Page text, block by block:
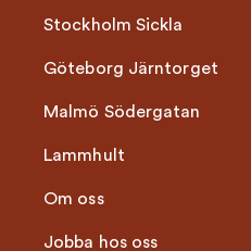
Stockholm Sickla
Göteborg Järntorget
Malmö Södergatan
Lammhult
Om oss
Jobba hos oss